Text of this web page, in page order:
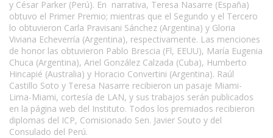
y César Parker (Perú). En narrativa, Teresa Nasarre (España)
obtuvo el Primer Premio; mientras que el Segundo y el Tercero
lo obtuvieron Carla Pravisani Sánchez (Argentina) y Gloria
Viviana Echeverría (Argentina), respectivamente. Las menciones
de honor las obtuvieron Pablo Brescia (Fl, EEUU), María Eugenia
Chuca (Argentina), Ariel González Calzada (Cuba), Humberto
Hincapié (Australia) y Horacio Convertini (Argentina). Raúl
Castillo Soto y Teresa Nasarre recibieron un pasaje Miami-
Lima-Miami, cortesía de LAN, y sus trabajos serán publicados
en la página web del Instituto. Todos los premiados recibieron
diplomas del ICP, Comisionado Sen. Javier Souto y del
Consulado del Perú.